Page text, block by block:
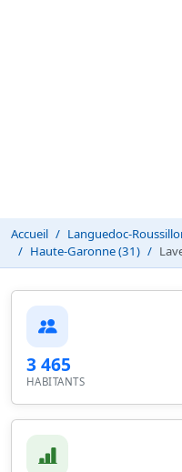
Accueil
Languedoc-
Haute-Garonne (31)
3 465
HABITANTS